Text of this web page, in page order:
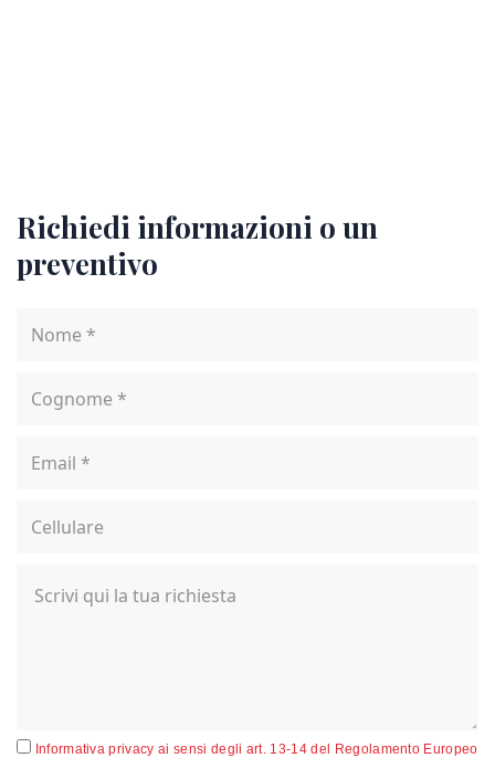
Richiedi informazioni o un
preventivo
Informativa privacy ai sensi degli art. 13-14 del Regolamento Europeo